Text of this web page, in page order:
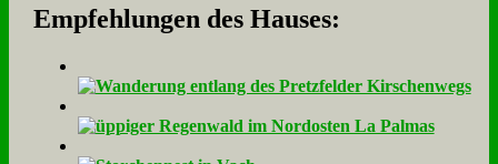
Empfehlungen des Hauses: